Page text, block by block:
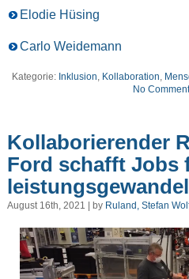
Elodie Hüsing
Carlo Weidemann
Kategorie: Inklusion Kollaboration
No
Kollaborierender
Ford schafft Jobs
August 16th, 2021 | by Ruland, Stefan